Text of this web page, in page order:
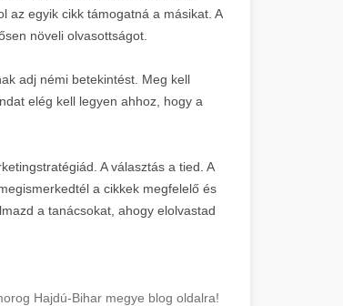
az egyik cikk támogatná a másikat. A
növeli olvasottságot.
adj némi betekintést. Meg kell
elég kell legyen ahhoz, hogy a
A választás a tied. A
a cikkek megfelelő és
a tanácsokat, ahogy elolvastad
Hajdú-Bihar megye blog oldalra!